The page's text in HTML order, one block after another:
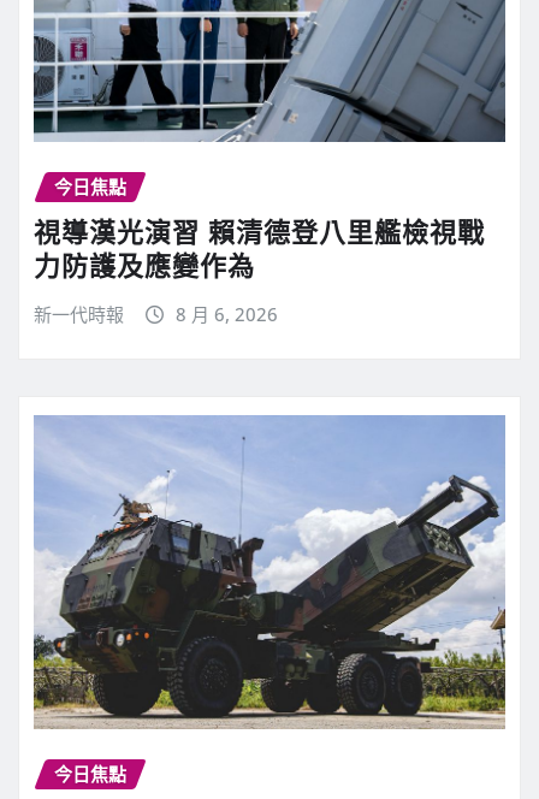
今日焦點
視導漢光演習 賴清德登八里艦檢視戰
力防護及應變作為
新一代時報 8 月 6, 2026
今日焦點